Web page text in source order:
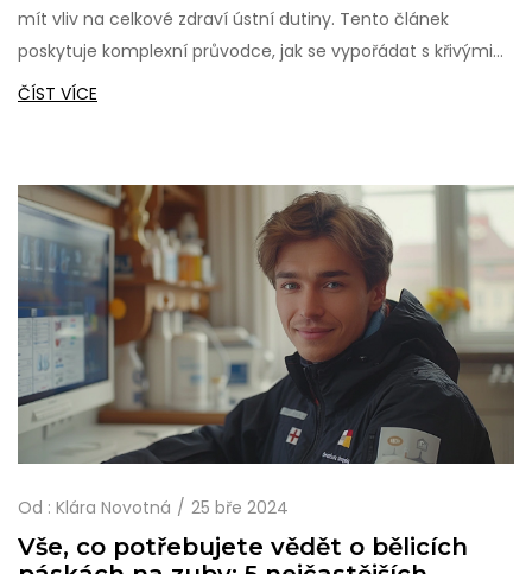
mít vliv na celkové zdraví ústní dutiny. Tento článek
poskytuje komplexní průvodce, jak se vypořádat s křivými
zuby, a probírá různé typy ortodontických léčeb, jejich
rizika budoucích zdravotních komplikací.
ČÍST VÍCE
Od : Klára Novotná 25 bře 2024
Vše, co potřebujete vědět o bělicích